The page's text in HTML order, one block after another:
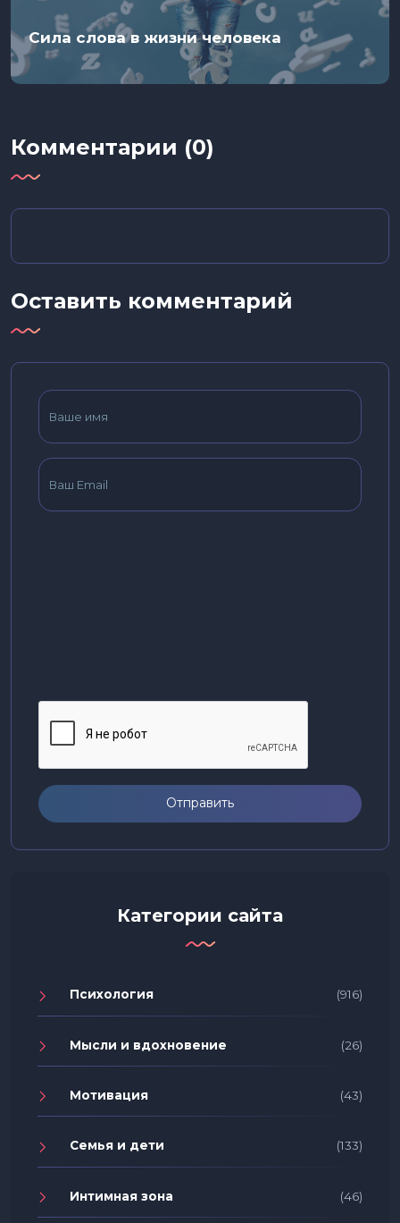
Сила слова в жизни человека
Комментарии (0)
Оставить комментарий
Отправить
Категории сайта
Психология (916)
Мысли и вдохновение (26)
Мотивация (43)
Семья и дети (133)
Интимная зона (46)